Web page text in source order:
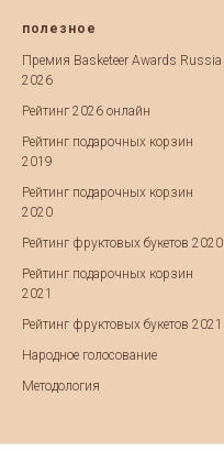
полезное
Премия Basketeer Awards Russia
2026
Рейтинг 2026 онлайн
Рейтинг подарочных корзин
2019
Рейтинг подарочных корзин
2020
Рейтинг фруктовых букетов 2020
Рейтинг подарочных корзин
2021
Рейтинг фруктовых букетов 2021
Народное голосование
Методология